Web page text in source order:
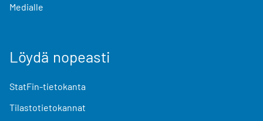
Medialle
Löydä nopeasti
StatFin-tietokanta
Tilastotietokannat